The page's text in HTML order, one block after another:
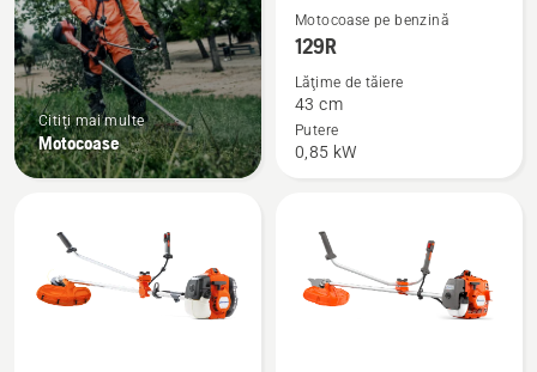
Citiți mai multe
Motocoase
Vezi
mai
multe
detalii
despre
129R
Motocoase pe benzină
129R
Lăţime de tăiere
43 cm
Putere
0,85 kW